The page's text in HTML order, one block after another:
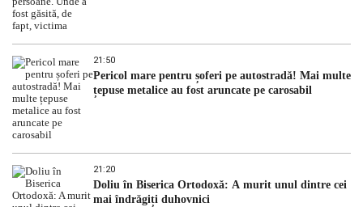
21:50
Pericol mare pentru șoferi pe autostradă! Mai multe
țepuse metalice au fost aruncate pe carosabil
21:20
Doliu în Biserica Ortodoxă: A murit unul dintre cei
mai îndrăgiți duhovnici